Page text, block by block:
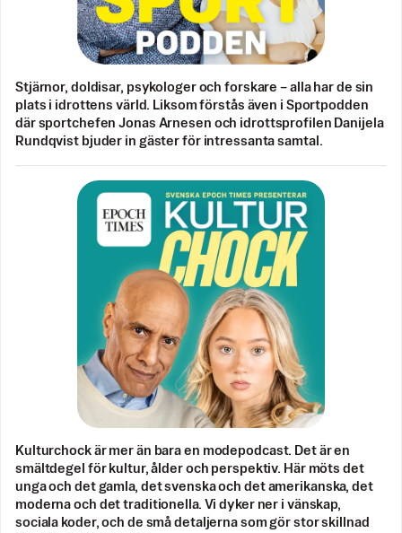
Stjärnor, doldisar, psykologer och forskare – alla har de sin
plats i idrottens värld. Liksom förstås även i Sportpodden
där sportchefen Jonas Arnesen och idrottsprofilen Danijela
Rundqvist bjuder in gäster för intressanta samtal.
Kulturchock är mer än bara en modepodcast. Det är en
smältdegel för kultur, ålder och perspektiv. Här möts det
unga och det gamla, det svenska och det amerikanska, det
moderna och det traditionella. Vi dyker ner i vänskap,
sociala koder, och de små detaljerna som gör stor skillnad